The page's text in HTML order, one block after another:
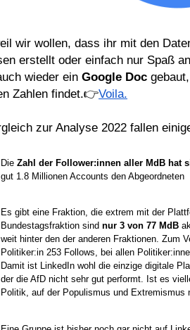
wir wollen, dass ihr mit den
erstellt oder einfach nur Spaß
wieder ein Google Doc
Zahlen findet.👉Voila.
zur Analyse 2022 fallen
Die Zahl der Follower:innen aller MdB hat
gut 1.8 Millionen Accounts den Abgeordneten
Es gibt eine Fraktion, die extrem mit der
Bundestagsfraktion sind nur 3 von 77 MdB
weit hinter den der anderen Fraktionen. Zum
Politiker:in 253 Follows, bei allen
Damit ist LinkedIn wohl die einzige digitale
der die AfD nicht sehr gut performt. Ist es
Politik, auf der Populismus und Extremismus